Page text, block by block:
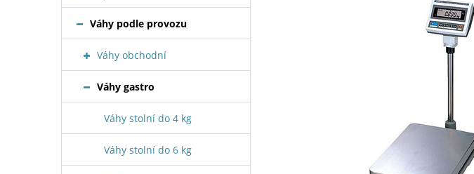
Váhy podle provozu
Váhy obchodní
Váhy gastro
Váhy stolní do 4 kg
Váhy stolní do 6 kg